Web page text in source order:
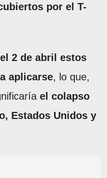
por el T-
2 de abril estos
aplicarse, lo que,
el colapso
Estados Unidos y